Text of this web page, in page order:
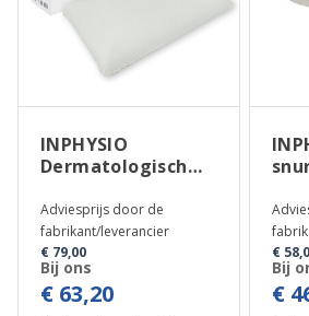
INPHYSIO
Dermatologisch
traagschuim met
Dermazen
kussensloop
Adviesprijs door de
fabrikant/leverancier
€ 79,00
Bij ons
€ 63,20
€
Bij
€